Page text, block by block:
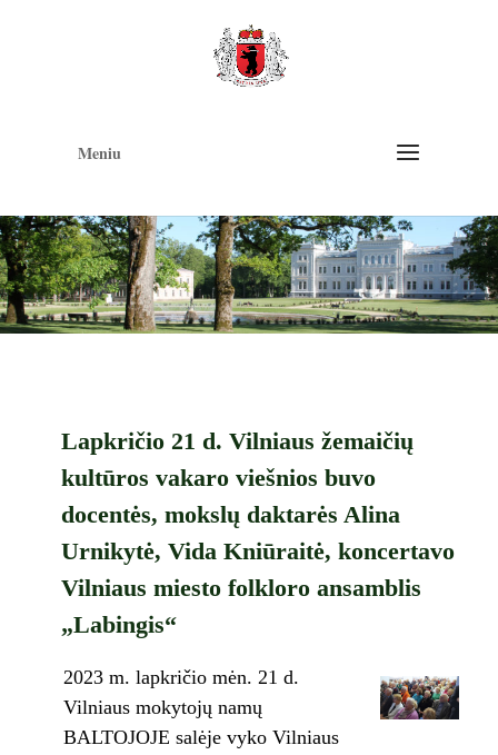
Meniu
Lapkričio 21 d. Vilniaus žemaičių
kultūros vakaro viešnios buvo
docentės, mokslų daktarės Alina
Urnikytė, Vida Kniūraitė, koncertavo
Vilniaus miesto folkloro ansamblis
„Labingis“
2023 m. lapkričio mėn. 21 d.
Vilniaus mokytojų namų
BALTOJOJE salėje vyko Vilniaus